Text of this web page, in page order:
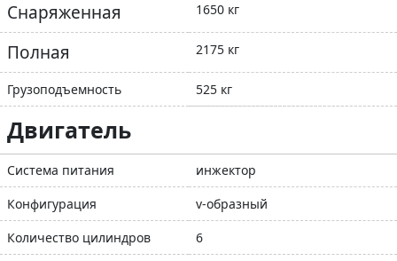
Снаряженная 1650 кг
Полная 2175 кг
Грузоподъемность 525 кг
Двигатель
Система питания
инжектор
Конфигурация
v-образный
Количество цилиндров
6